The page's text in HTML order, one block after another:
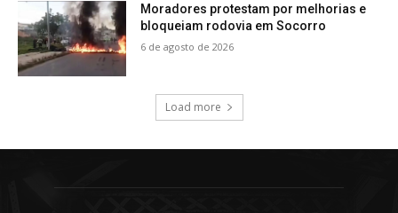
Moradores protestam por melhorias e
bloqueiam rodovia em Socorro
6 de agosto de 2026
Load more